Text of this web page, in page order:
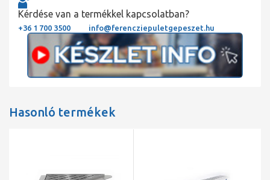
Kérdése van a termékkel kapcsolatban?
+36 1 700 3500 info@ferencziepuletgepeszet.hu
Hasonló termékek